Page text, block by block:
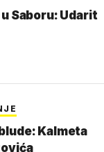
Saboru: Udarit
Kalmeta